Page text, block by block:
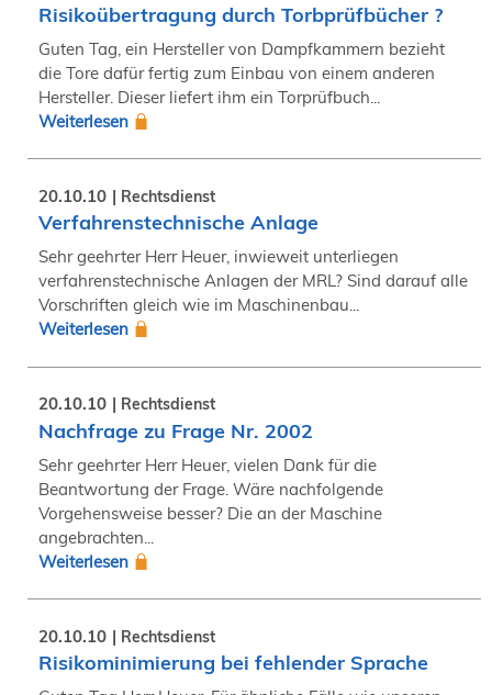
Risikoübertragung durch Torbprüfbücher ?
Guten Tag, ein Hersteller von Dampfkammern bezieht
die Tore dafür fertig zum Einbau von einem anderen
Hersteller. Dieser liefert ihm ein Torprüfbuch...
Weiterlesen
20.10.10 Rechtsdienst
Verfahrenstechnische Anlage
Sehr geehrter Herr Heuer, inwieweit unterliegen
verfahrenstechnische Anlagen der MRL? Sind darauf alle
Vorschriften gleich wie im Maschinenbau...
Weiterlesen
20.10.10 Rechtsdienst
Nachfrage zu Frage Nr. 2002
Sehr geehrter Herr Heuer, vielen Dank für die
Beantwortung der Frage. Wäre nachfolgende
Vorgehensweise besser? Die an der Maschine
angebrachten...
Weiterlesen
20.10.10 Rechtsdienst
Risikominimierung bei fehlender Sprache